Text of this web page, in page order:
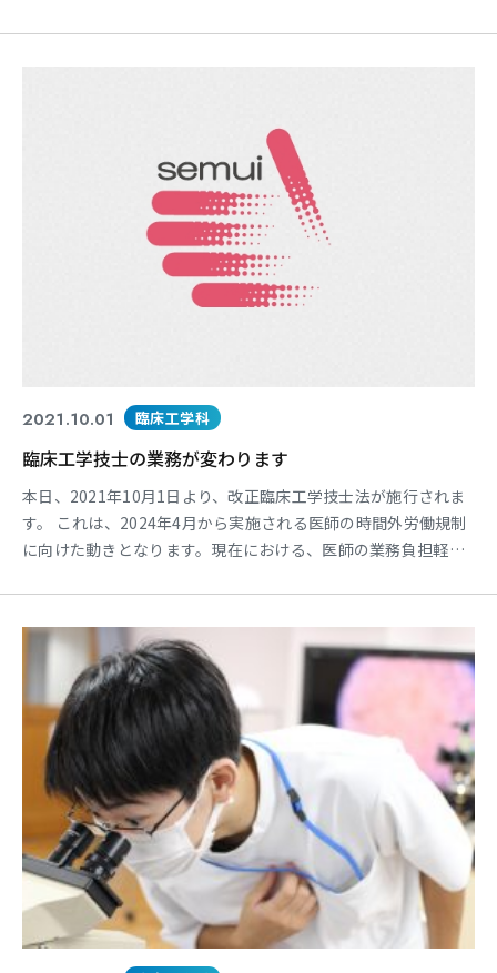
2021.10.01 臨床工学科
臨床工学技士の業務が変わります
本日、2021年10月1日より、改正臨床工学技士法が施行されま
す。 これは、2024年4月から実施される医師の時間外労働規制
に向けた動きとなります。現在における、医師の業務負担軽減
通りの６行為になります。 １．手術室又は集中治療室で生命維
持管理装置を用いて行う治療における静脈路の確保